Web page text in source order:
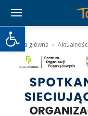
Otwórz pasek narzędzi
Strona główna Aktualności